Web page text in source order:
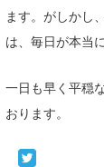
ます。がしかし
は、毎日が本当
一日も早く平穏
おります。